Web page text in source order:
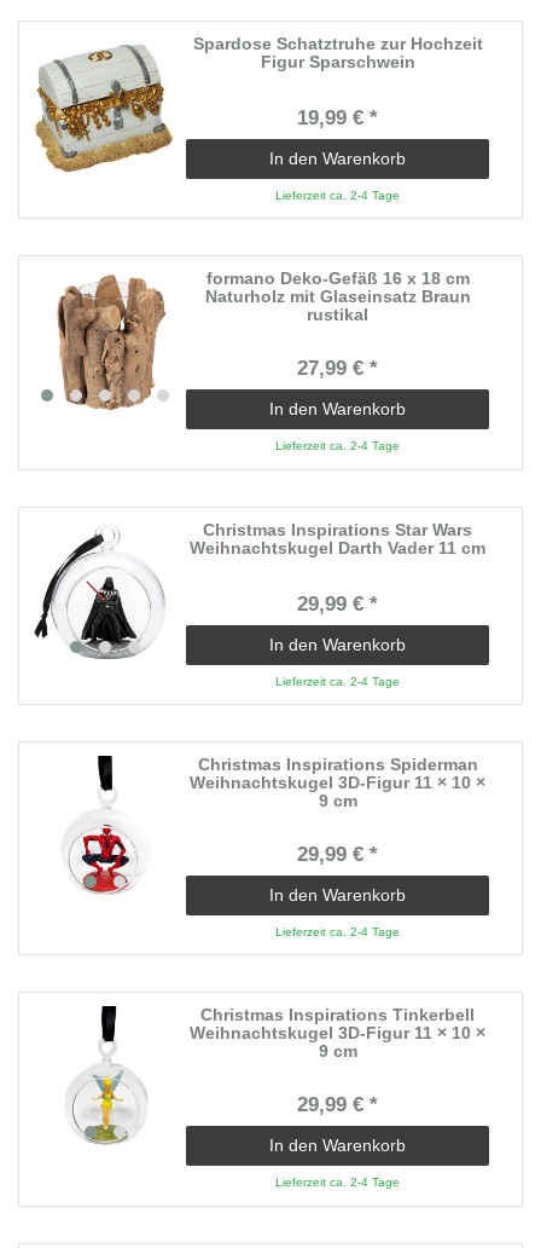
Spardose Schatztruhe zur Hochzeit
Figur Sparschwein
19,99 € *
In den Warenkorb
Lieferzeit ca. 2-4 Tage
formano Deko-Gefäß 16 x 18 cm
Naturholz mit Glaseinsatz Braun
rustikal
27,99 € *
In den Warenkorb
Lieferzeit ca. 2-4 Tage
Christmas Inspirations Star Wars
Weihnachtskugel Darth Vader 11 cm
29,99 € *
In den Warenkorb
Lieferzeit ca. 2-4 Tage
Christmas Inspirations Spiderman
Weihnachtskugel 3D-Figur 11 × 10 ×
9 cm
29,99 € *
In den Warenkorb
Lieferzeit ca. 2-4 Tage
Christmas Inspirations Tinkerbell
Weihnachtskugel 3D-Figur 11 × 10 ×
9 cm
29,99 € *
In den Warenkorb
Lieferzeit ca. 2-4 Tage